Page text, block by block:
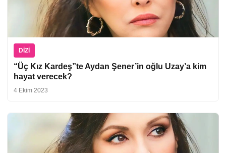
DIZI
“Üç Kız Kardeş”te Aydan Şener’in oğlu Uzay’a kim
hayat verecek?
4 Ekim 2023